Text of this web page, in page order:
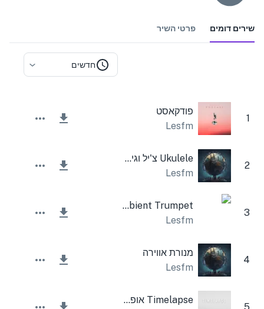
שירים דומים פרטי השיר
חדשים
1
פודקאסט
Lesfm
2
Ukulele צ'יל וגיטרה אקוסטית
Lesfm
3
Nature Ambient Trumpet
Lesfm
4
מנורת אווירה
Lesfm
Timelapse אופטימי